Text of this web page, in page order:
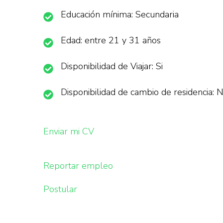
Educación mínima: Secundaria
Edad: entre 21 y 31 años
Disponibilidad de Viajar: Si
Disponibilidad de cambio de residencia:
Enviar mi CV
Reportar empleo
Postular